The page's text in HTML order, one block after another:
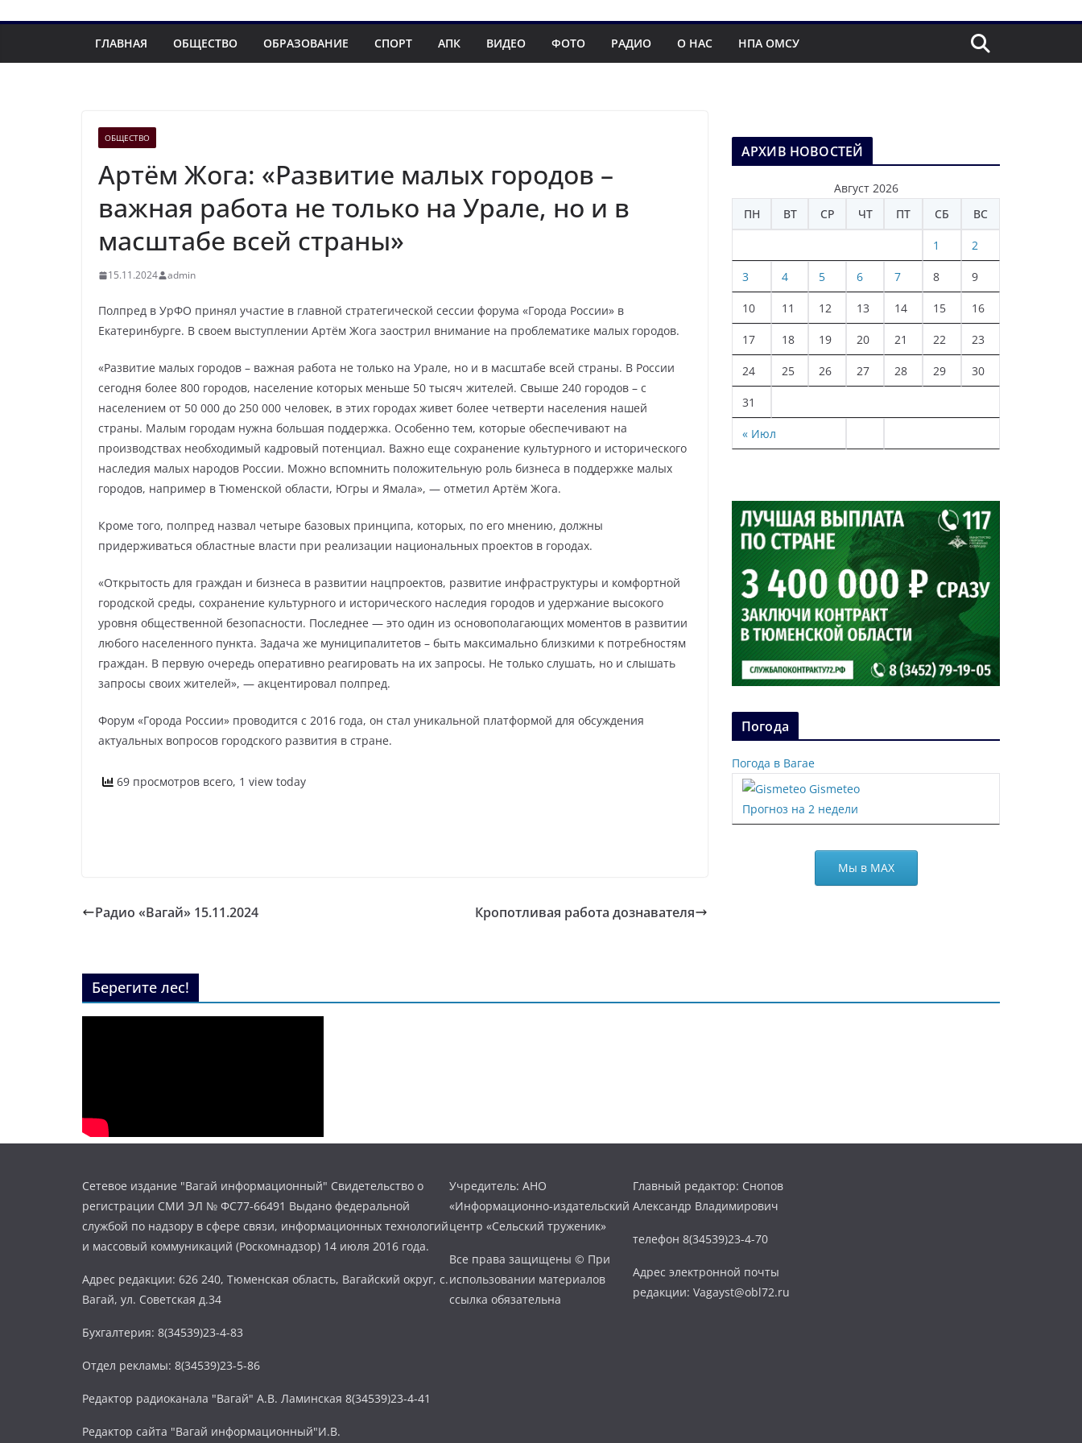
ГЛАВНАЯ ОБЩЕСТВО ОБРАЗОВАНИЕ СПОРТ АПК ВИДЕО ФОТО РАДИО О НАС НПА ОМСУ
ОБЩЕСТВО
Артём Жога: «Развитие малых городов –
важная работа не только на Урале, но и в
масштабе всей страны»
15.11.2024 admin
Полпред в УрФО принял участие в главной стратегической сессии форума «Города России» в
Екатеринбурге. В своем выступлении Артём Жога заострил внимание на проблематике малых городов.
«Развитие малых городов – важная работа не только на Урале, но и в масштабе всей страны. В России
сегодня более 800 городов, население которых меньше 50 тысяч жителей. Свыше 240 городов – с
населением от 50 000 до 250 000 человек, в этих городах живет более четверти населения нашей
страны. Малым городам нужна большая поддержка. Особенно тем, которые обеспечивают на
производствах необходимый кадровый потенциал. Важно еще сохранение культурного и исторического
наследия малых народов России. Можно вспомнить положительную роль бизнеса в поддержке малых
городов, например в Тюменской области, Югры и Ямала», — отметил Артём Жога.
Кроме того, полпред назвал четыре базовых принципа, которых, по его мнению, должны
придерживаться областные власти при реализации национальных проектов в городах.
«Открытость для граждан и бизнеса в развитии нацпроектов, развитие инфраструктуры и комфортной
городской среды, сохранение культурного и исторического наследия городов и удержание высокого
уровня общественной безопасности. Последнее — это один из основополагающих моментов в развитии
любого населенного пункта. Задача же муниципалитетов – быть максимально близкими к потребностям
граждан. В первую очередь оперативно реагировать на их запросы. Не только слушать, но и слышать
запросы своих жителей», — акцентировал полпред.
Форум «Города России» проводится с 2016 года, он стал уникальной платформой для обсуждения
актуальных вопросов городского развития в стране.
69 просмотров всего, 1 view today
Радио «Вагай» 15.11.2024 Кропотливая работа дознавателя
АРХИВ НОВОСТЕЙ
Август 2026
ПН
ВТ СР ЧТ ПТ СБ ВС
« Июл
1 2
3 4 5 6 7 8 9
10 11 12 13 14 15 16
17 18 19 20 21 22 23
24 25 26 27 28 29 30
31
Погода
Погода в Вагае
Gismeteo
Прогноз на 2 недели
Мы в МАХ
Берегите лес!
Сетевое издание "Вагай информационный" Свидетельство о
регистрации СМИ ЭЛ № ФС77-66491 Выдано федеральной
службой по надзору в сфере связи, информационных технологий
и массовый коммуникаций (Роскомнадзор) 14 июля 2016 года.
Адрес редакции: 626 240, Тюменская область, Вагайский округ, с.
Вагай, ул. Советская д.34
Бухгалтерия: 8(34539)23-4-83
Отдел рекламы: 8(34539)23-5-86
Редактор радиоканала "Вагай" А.В. Ламинская 8(34539)23-4-41
Редактор сайта "Вагай информационный"И.В.
Учредитель: АНО
«Информационно-издательский
центр «Сельский труженик»
Все права защищены © При
использовании материалов
ссылка обязательна
Главный редактор: Снопов
Александр Владимирович
телефон 8(34539)23-4-70
Адрес электронной почты
редакции: Vagayst@obl72.ru